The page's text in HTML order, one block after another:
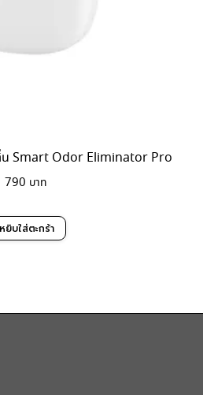
Smart Odor Eliminator Pro
790
หยิบใส่ตะกร้า